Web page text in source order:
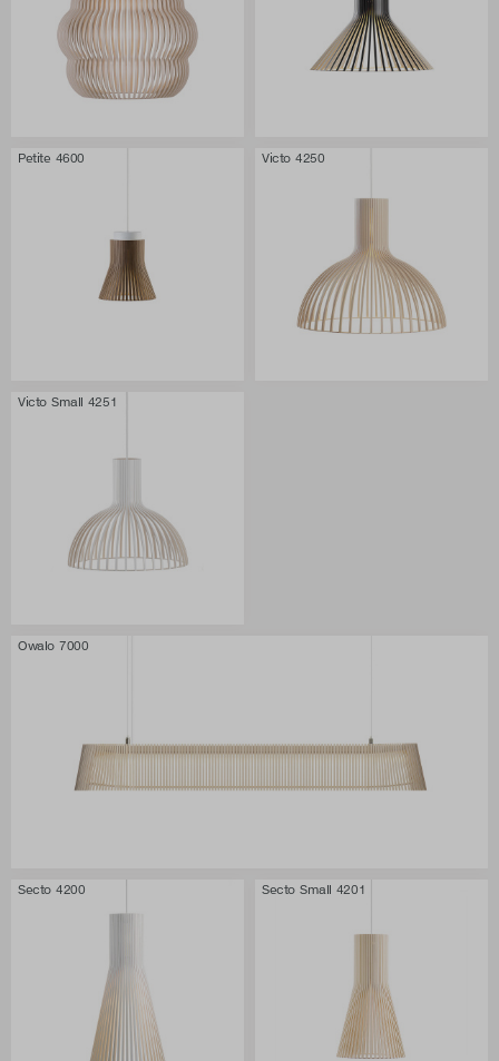
Petite 4600 Victo 4250
Victo Small 4251
Owalo 7000
Secto 4200 Secto Small 4201